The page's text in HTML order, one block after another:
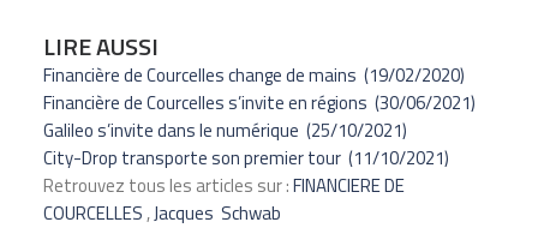
LIRE AUSSI
Financière de Courcelles change de mains (19/02/2020)
Financière de Courcelles s’invite en régions (30/06/2021)
Galileo s’invite dans le numérique (25/10/2021)
City-Drop transporte son premier tour (11/10/2021)
Retrouvez tous les articles sur :FINANCIERE DE
COURCELLES,Jacques Schwab